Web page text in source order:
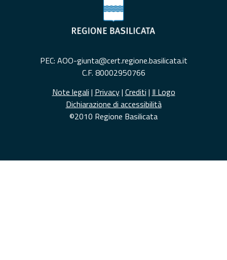
PEC: AOO-giunta@cert.regione.basilicata.it
C.F. 80002950766
Note legali | Privacy| Crediti | Il Logo
Dichiarazione di accessibilità
©2010 Regione Basilicata